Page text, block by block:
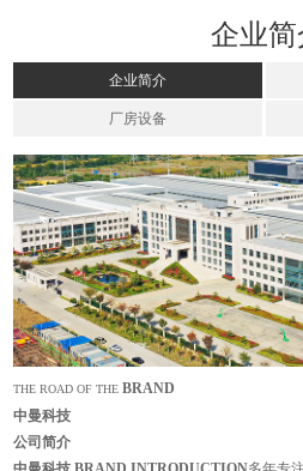
企业简
企业简介
厂房设备
THE ROAD OF THE BRAND
中曼科技
公司简介